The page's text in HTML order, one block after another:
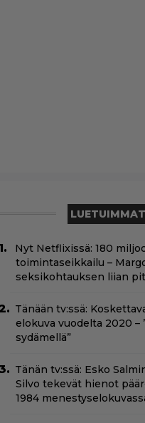
LUETUIMMAT
Nyt Netflixissä: 180
toimintaseikkailu –
seksikohtauksen liian
Tänään tv:ssä:
elokuva vuodelta 2020 –
sydämellä”
Tänän tv:ssä: Esko
Silvo tekevät hienot
1984